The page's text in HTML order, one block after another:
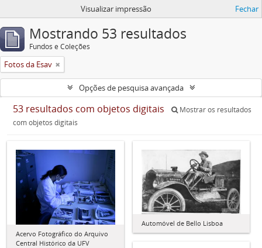
Visualizar impressão Fechar
Mostrando 53 resultados
Fundos e Coleções
Fotos da Esav
Opções de pesquisa avançada
53 resultados com objetos digitais
Mostrar os resultados
com objetos digitais
Acervo Fotográfico do Arquivo
Central Histórico da UFV
Automóvel de Bello Lisboa